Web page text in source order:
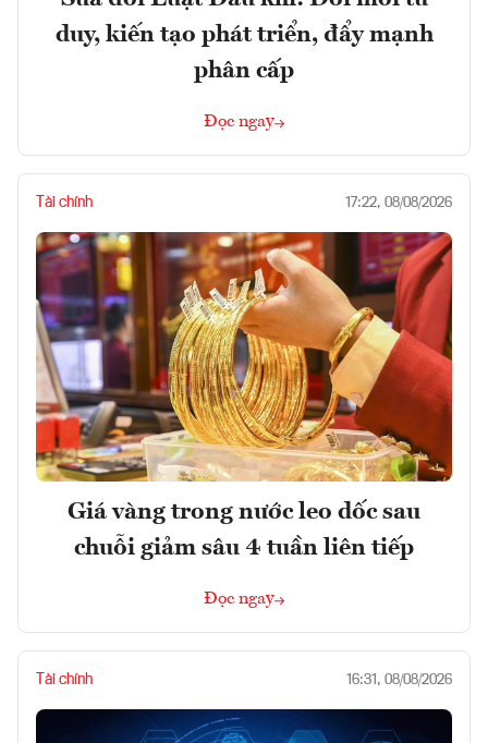
duy, kiến tạo phát triển, đẩy mạnh
phân cấp
Đọc ngay
Tài chính 17:22, 08/08/2026
Giá vàng trong nước leo dốc sau
chuỗi giảm sâu 4 tuần liên tiếp
Đọc ngay
Tài chính 16:31, 08/08/2026